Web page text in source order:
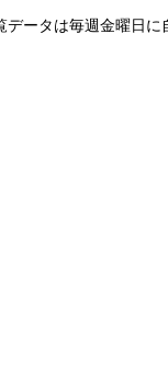
データは毎週金曜日に